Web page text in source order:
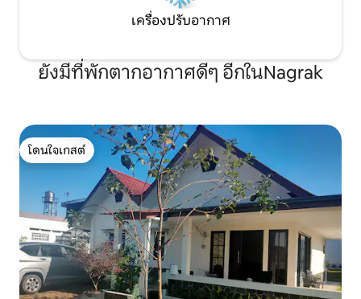
เครื่องปรับอากาศ
ยังมีที่พักตากอากาศดีๆ อีกในNagrak
โดนใจเกสต์
โดนใจเกสต์